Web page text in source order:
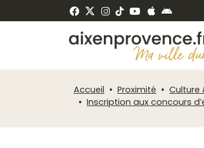
Accueil Proximité Culture
Inscription aux concours
de
Panneau de gestion des cookies